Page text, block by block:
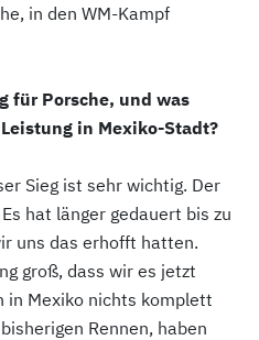
in den WM-Kampf
für Porsche, und was
in Mexiko-Stadt?
Sieg ist sehr wichtig. Der
hat länger gedauert bis zu
uns das erhofft hatten.
groß, dass wir es jetzt
in Mexiko nichts komplett
Rennen, haben